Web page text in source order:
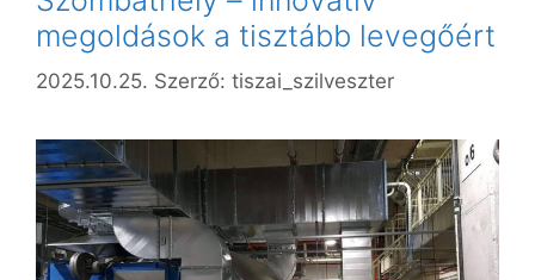
megoldások a tisztább levegőért
2025.10.25. Szerző: tiszai_szilveszter